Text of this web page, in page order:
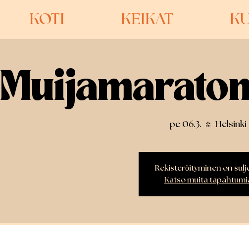
KOTI KEIKAT
pe 06.3.
  |
Helsinki
Rekisteröityminen on
Katso muita